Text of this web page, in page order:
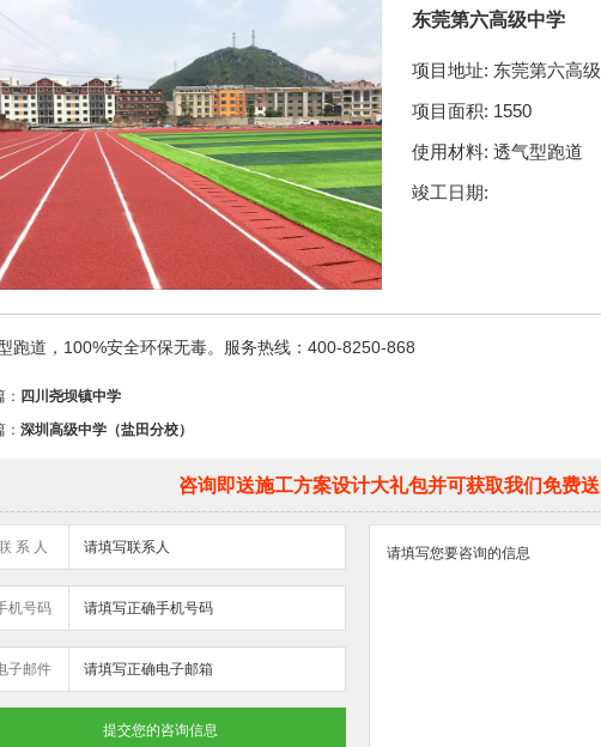
东莞第六高级中学
项目地址: 东莞第六高
项目面积: 1550
使用材料: 透气型跑道
竣工日期:
跑道，100%安全环保无毒。服务热线：400-8250-868
四川尧坝镇中学
深圳高级中学（盐田分校）
咨询即送施工方案设计大礼包并可获取我们免费
系 人
机号码
子邮件